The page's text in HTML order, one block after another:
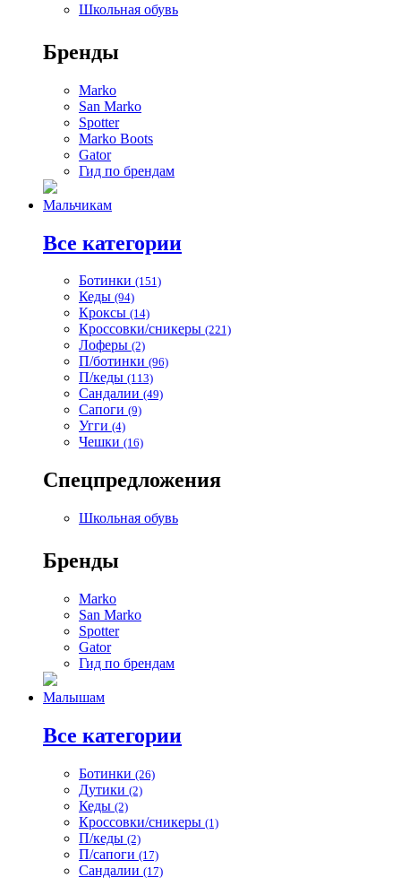
Школьная обувь
Бренды
Marko
San Marko
Spotter
Marko Boots
Gator
Гид по брендам
Мальчикам
Все категории
Ботинки (151)
Кеды (94)
Кроксы (14)
Кроссовки/сникеры (221)
Лоферы (2)
П/ботинки (96)
П/кеды (113)
Сандалии (49)
Сапоги (9)
Угги (4)
Чешки (16)
Спецпредложения
Школьная обувь
Бренды
Marko
San Marko
Spotter
Gator
Гид по брендам
Малышам
Все категории
Ботинки (26)
Дутики (2)
Кеды (2)
Кроссовки/сникеры (1)
П/кеды (2)
П/сапоги (17)
Сандалии (17)